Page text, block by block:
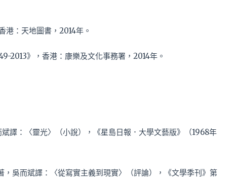
港：天地圖書，2014年。
2013》，香港：康樂及文化事務署，2014年。
譯：〈靈光〉（小說），《星島日報．大學文藝版》（1968年
吳而斌譯：〈從寫實主義到現實〉（評論），《文學季刊》第